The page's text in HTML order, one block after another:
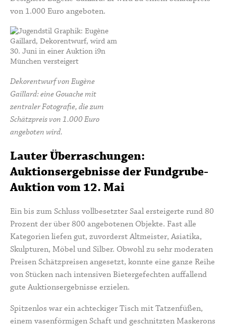
von 1.000 Euro angeboten.
Dekorentwurf von Eugène
Gaillard: eine Gouache mit
zentraler Fotografie, die zum
Schätzpreis von 1.000 Euro
angeboten wird.
Lauter Überraschungen:
Auktionsergebnisse der Fundgrube-
Auktion vom 12. Mai
Ein bis zum Schluss vollbesetzter Saal ersteigerte rund 80
Prozent der über 800 angebotenen Objekte. Fast alle
Kategorien liefen gut, zuvorderst Altmeister, Asiatika,
Skulpturen, Möbel und Silber. Obwohl zu sehr moderaten
Preisen Schätzpreisen angesetzt, konnte eine ganze Reihe
von Stücken nach intensiven Bietergefechten auffallend
gute Auktionsergebnisse erzielen.
Spitzenlos war ein achteckiger Tisch mit Tatzenfüßen,
einem vasenförmigen Schaft und geschnitzten Maskerons